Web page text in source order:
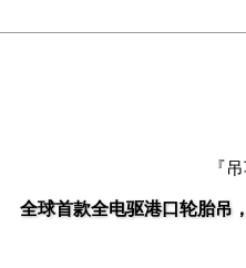
『
全球首款全电驱港口轮胎吊